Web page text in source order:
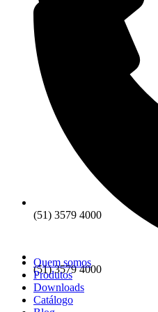
(51) 3579 4000
(51) 3579 4000
Quem somos
Produtos
Downloads
Catálogo